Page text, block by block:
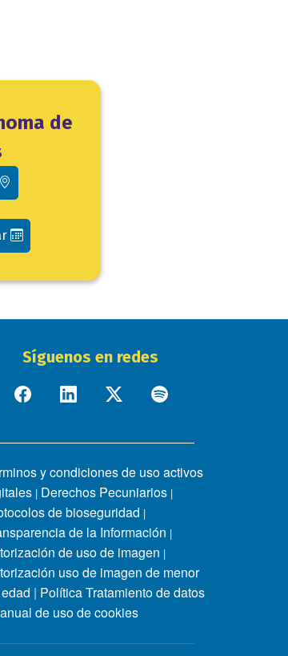
de
Síguenos en redes
y condiciones de uso activos
| Derechos Pecuniarios |
de bioseguridad |
de la Información |
de uso de imagen |
uso de imagen de menor
| Política Tratamiento de datos
de uso de cookies